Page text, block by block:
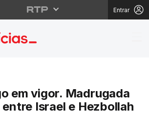
Entrar
fogo em
em vigor. Madrugada
Israel e Hezbollah